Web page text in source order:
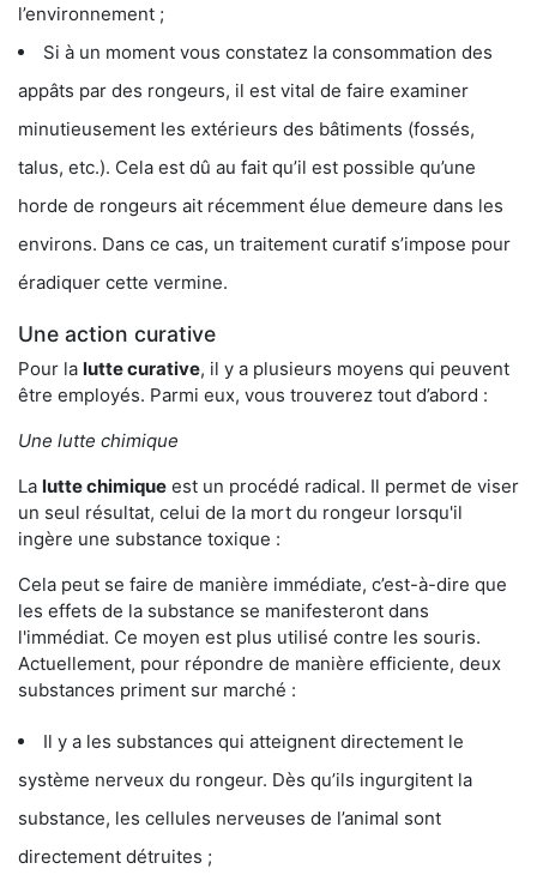
l’environnement ;
Si à un moment vous constatez la consommation des
appâts par des rongeurs, il est vital de faire examiner
minutieusement les extérieurs des bâtiments (fossés,
talus, etc.). Cela est dû au fait qu’il est possible qu’une
horde de rongeurs ait récemment élue demeure dans les
environs. Dans ce cas, un traitement curatif s’impose pour
éradiquer cette vermine.
Une action curative
Pour la lutte curative, il y a plusieurs moyens qui peuvent
être employés. Parmi eux, vous trouverez tout d’abord :
Une lutte chimique
La lutte chimique est un procédé radical. Il permet de viser
un seul résultat, celui de la mort du rongeur lorsqu'il
ingère une substance toxique :
Cela peut se faire de manière immédiate, c’est-à-dire que
les effets de la substance se manifesteront dans
l'immédiat. Ce moyen est plus utilisé contre les souris.
Actuellement, pour répondre de manière efficiente, deux
substances priment sur marché :
Il y a les substances qui atteignent directement le
système nerveux du rongeur. Dès qu’ils ingurgitent la
substance, les cellules nerveuses de l’animal sont
directement détruites ;